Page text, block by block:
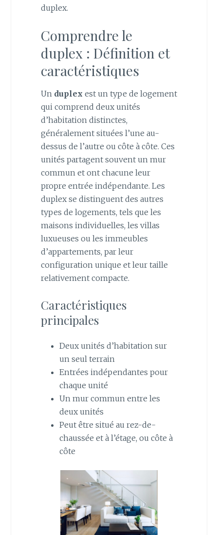
duplex.
Comprendre le
duplex : Définition et
caractéristiques
Un duplex est un type de logement
qui comprend deux unités
d’habitation distinctes,
généralement situées l’une au-
dessus de l’autre ou côte à côte. Ces
unités partagent souvent un mur
commun et ont chacune leur
propre entrée indépendante. Les
duplex se distinguent des autres
types de logements, tels que les
maisons individuelles, les villas
luxueuses ou les immeubles
d’appartements, par leur
configuration unique et leur taille
relativement compacte.
Caractéristiques
principales
Deux unités d’habitation sur
un seul terrain
Entrées indépendantes pour
chaque unité
Un mur commun entre les
deux unités
Peut être situé au rez-de-
chaussée et à l’étage, ou côte à
côte